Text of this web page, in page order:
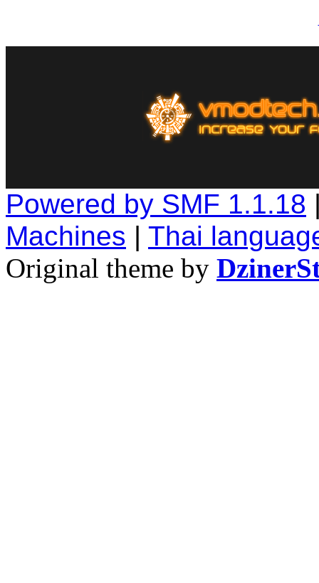
Powered by SMF 1.1.18
Machines | Thai
Original theme by